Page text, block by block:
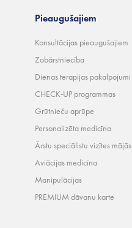
Pieaugušajiem
Konsultācijas pieaugušajiem
Zobārstniecība
Dienas terapijas pakalpojumi
CHECK-UP programmas
Grūtnieču aprūpe
Personalizēta medicīna
Ārstu speciālistu vizītes mājās
Aviācijas medicīna
Manipulācijas
PREMIUM dāvanu karte